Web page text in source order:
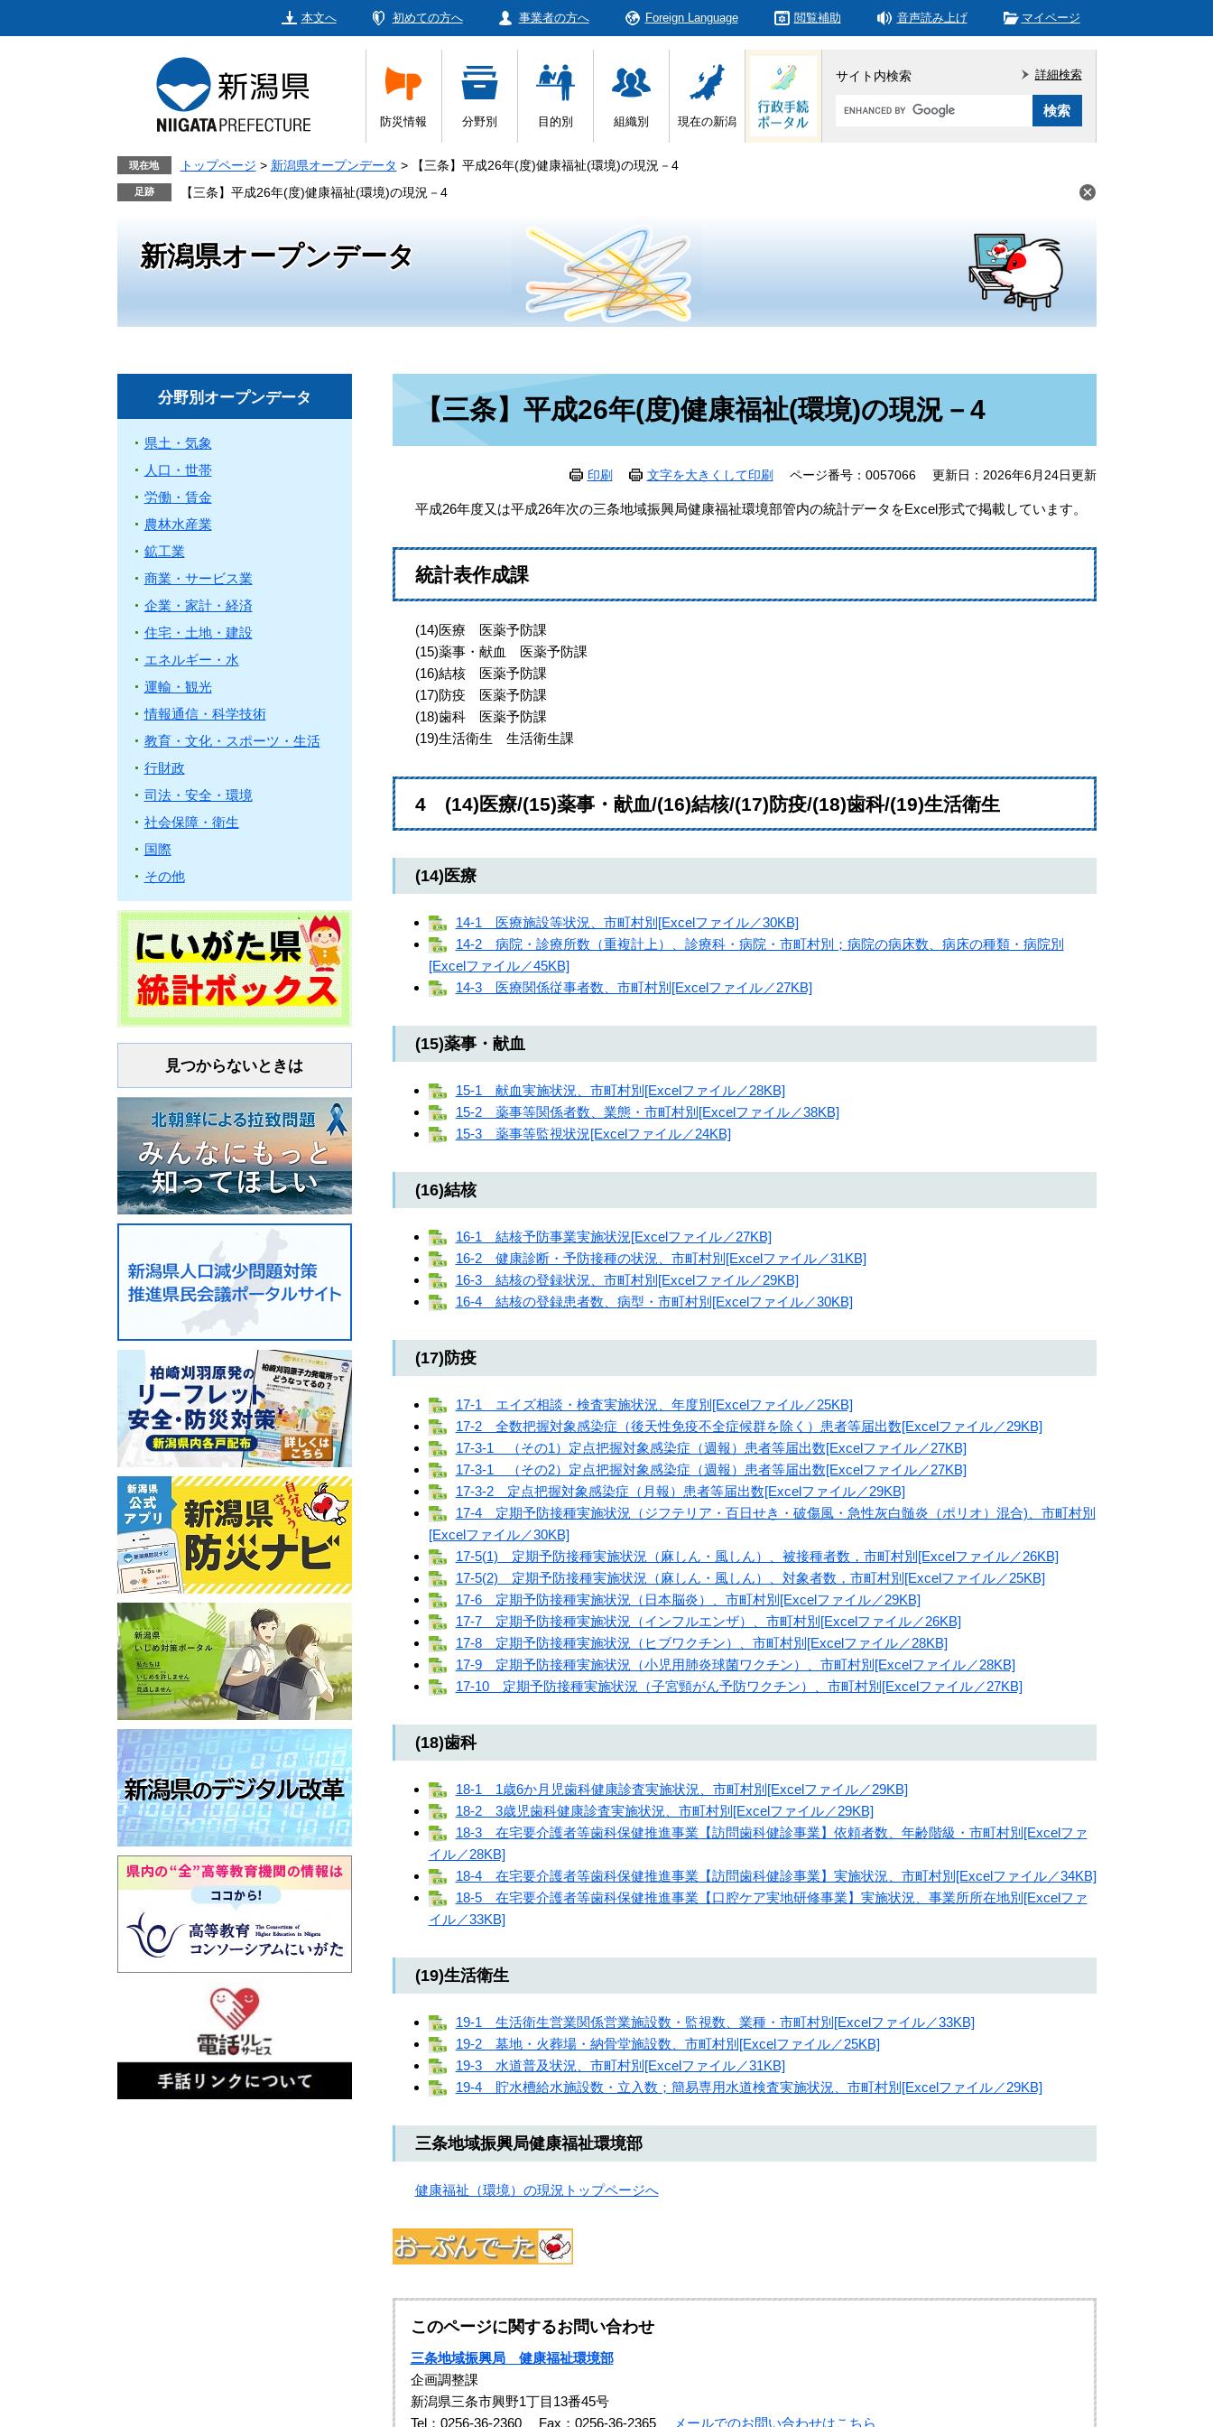
本文へ 初めての方へ 事業者の方へ Foreign Language 閲覧補助 音声読み上げ マイページ
防災情報 分野別 目的別 組織別 現在の新潟
サイト内検索
Google
詳細検索
現在地 トップページ > 新潟県オープンデータ >
【三条】平成26年(度)健康福祉(環境)の現況－4
【三条】平成26年(度)健康福祉(環境)の現況－4
新潟県オープンデータ
【三条】平成26年(度)健康福祉(環境)の現況－4
印刷 文字を大きくして印刷 ページ番号：0057066 更新日：2026年6月24日更新
平成26年度又は平成26年次の三条地域振興局健康福祉環境部管内の統計データをExcel形式で掲載しています。
統計表作成課
(14)医療 医薬予防課
(15)薬事・献血 医薬予防課
(16)結核 医薬予防課
(17)防疫 医薬予防課
(18)歯科 医薬予防課
(19)生活衛生 生活衛生課
4 (14)医療/(15)薬事・献血/(16)結核/(17)防疫/(18)歯科/(19)生活衛生
(14)医療
14-1 医療施設等状況、市町村別[Excelファイル／30KB]
14-2 病院・診療所数（重複計上）、診療科・病院・市町村別；病院の病床数、病床の種類・病院別
[Excelファイル／45KB]
14-3 医療関係従事者数、市町村別[Excelファイル／27KB]
(15)薬事・献血
15-1 献血実施状況、市町村別[Excelファイル／28KB]
15-2 薬事等関係者数、業態・市町村別[Excelファイル／38KB]
15-3 薬事等監視状況[Excelファイル／24KB]
(16)結核
16-1 結核予防事業実施状況[Excelファイル／27KB]
16-2 健康診断・予防接種の状況、市町村別[Excelファイル／31KB]
16-3 結核の登録状況、市町村別[Excelファイル／29KB]
16-4 結核の登録患者数、病型・市町村別[Excelファイル／30KB]
(17)防疫
17-1 エイズ相談・検査実施状況、年度別[Excelファイル／25KB]
17-2 全数把握対象感染症（後天性免疫不全症候群を除く）患者等届出数[Excelファイル／29KB]
17-3-1 （その1）定点把握対象感染症（週報）患者等届出数[Excelファイル／27KB]
17-3-1 （その2）定点把握対象感染症（週報）患者等届出数[Excelファイル／27KB]
17-3-2 定点把握対象感染症（月報）患者等届出数[Excelファイル／29KB]
17-4 定期予防接種実施状況（ジフテリア・百日せき・破傷風・急性灰白髄炎（ポリオ）混合)、市町村別
[Excelファイル／30KB]
17-5(1) 定期予防接種実施状況（麻しん・風しん）、被接種者数，市町村別[Excelファイル／26KB]
17-5(2) 定期予防接種実施状況（麻しん・風しん）、対象者数，市町村別[Excelファイル／25KB]
17-6 定期予防接種実施状況（日本脳炎）、市町村別[Excelファイル／29KB]
17-7 定期予防接種実施状況（インフルエンザ）、市町村別[Excelファイル／26KB]
17-8 定期予防接種実施状況（ヒブワクチン）、市町村別[Excelファイル／28KB]
17-9 定期予防接種実施状況（小児用肺炎球菌ワクチン）、市町村別[Excelファイル／28KB]
17-10 定期予防接種実施状況（子宮頸がん予防ワクチン）、市町村別[Excelファイル／27KB]
(18)歯科
18-1 1歳6か月児歯科健康診査実施状況、市町村別[Excelファイル／29KB]
18-2 3歳児歯科健康診査実施状況、市町村別[Excelファイル／29KB]
18-3 在宅要介護者等歯科保健推進事業【訪問歯科健診事業】依頼者数、年齢階級・市町村別[Excelファ
イル／28KB]
18-4 在宅要介護者等歯科保健推進事業【訪問歯科健診事業】実施状況、市町村別[Excelファイル／34KB]
18-5 在宅要介護者等歯科保健推進事業【口腔ケア実地研修事業】実施状況、事業所所在地別[Excelファ
イル／33KB]
(19)生活衛生
19-1 生活衛生営業関係営業施設数・監視数、業種・市町村別[Excelファイル／33KB]
19-2 墓地・火葬場・納骨堂施設数、市町村別[Excelファイル／25KB]
19-3 水道普及状況、市町村別[Excelファイル／31KB]
19-4 貯水槽給水施設数・立入数；簡易専用水道検査実施状況、市町村別[Excelファイル／29KB]
三条地域振興局健康福祉環境部
健康福祉（環境）の現況トップページへ
このページに関するお問い合わせ
三条地域振興局 健康福祉環境部
企画調整課
新潟県三条市興野1丁目13番45号
Tel：0256-36-2360
Fax：0256-36-2365 メールでのお問い合わせはこちら
分野別オープンデータ
県土・気象
人口・世帯
労働・賃金
農林水産業
鉱工業
商業・サービス業
企業・家計・経済
住宅・土地・建設
エネルギー・水
運輸・観光
情報通信・科学技術
教育・文化・スポーツ・生活
行財政
司法・安全・環境
社会保障・衛生
国際
その他
見つからないときは